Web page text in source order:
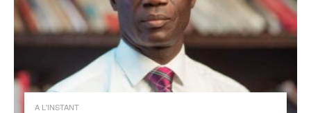
A L'INSTANT